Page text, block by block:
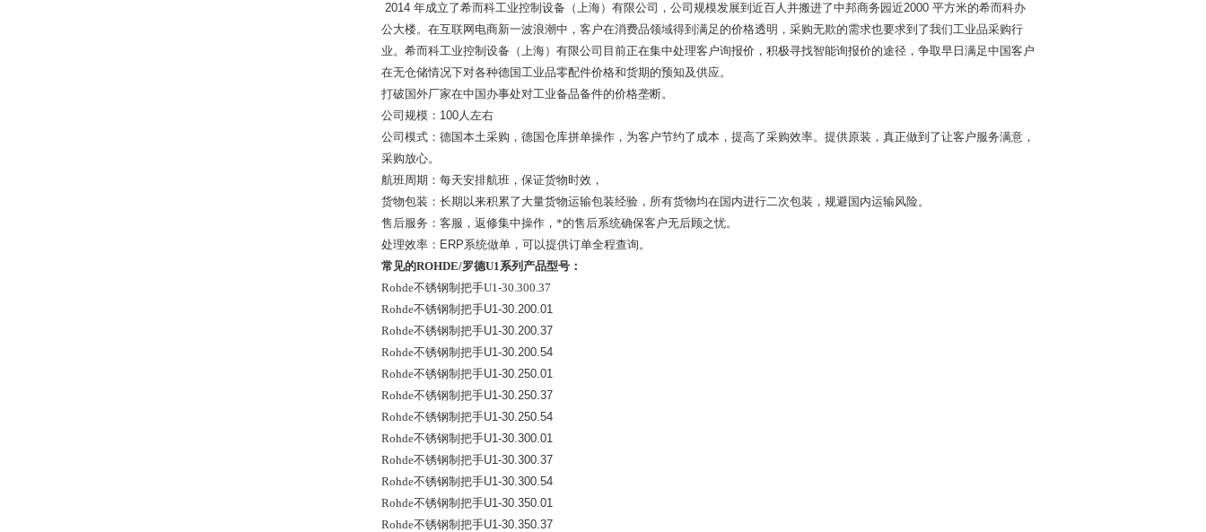
2014 年成立了希而科工业控制设备（上海）有限公司，公司规模发展到近百人并搬进了中邦商务园近2000 平方米的希而科办
公大楼。在互联网电商新一波浪潮中，客户在消费品领域得到满足的价格透明，采购无欺的需求也要求到了我们工业品采购行
业。希而科工业控制设备（上海）有限公司目前正在集中处理客户询报价，积极寻找智能询报价的途径，争取早日满足中国客户
在无仓储情况下对各种德国工业品零配件价格和货期的预知及供应。
打破国外厂家在中国办事处对工业备品备件的价格垄断。
公司规模： 100人左右
公司模式：德国本土采购，德国仓库拼单操作，为客户节约了成本，提高了采购效率。提供原装，真正做到了让客户服务满意，
采购放心。
航班周期：每天安排航班，保证货物时效，
货物包装：长期以来积累了大量货物运输包装经验，所有货物均在国内进行二次包装，规避国内运输风险。
售后服务：客服，返修集中操作，*的售后系统确保客户无后顾之忧。
处理效率： ERP系统做单，可以提供订单全程查询。
​常见的ROHDE/罗德U1系列产品型号：
Rohde不锈钢制把手U1-30.300.37
Rohde不锈钢制把手U1-30.200.01
Rohde不锈钢制把手U1-30.200.37
Rohde不锈钢制把手U1-30.200.54
Rohde不锈钢制把手U1-30.250.01
Rohde不锈钢制把手U1-30.250.37
Rohde不锈钢制把手U1-30.250.54
Rohde不锈钢制把手U1-30.300.01
Rohde不锈钢制把手U1-30.300.37
Rohde不锈钢制把手U1-30.300.54
Rohde不锈钢制把手U1-30.350.01
Rohde不锈钢制把手U1-30.350.37